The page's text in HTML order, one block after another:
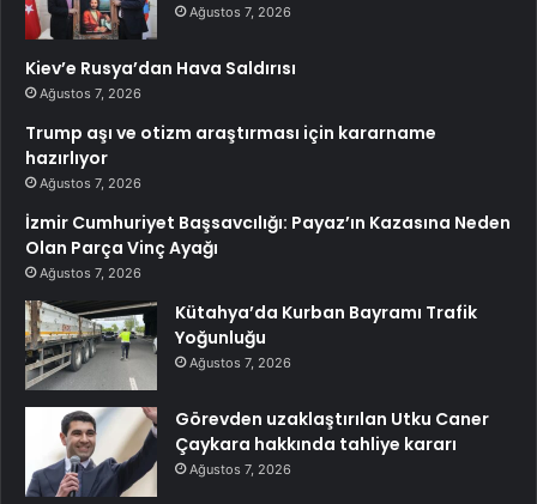
Ağustos 7, 2026
Kiev’e Rusya’dan Hava Saldırısı
Ağustos 7, 2026
Trump aşı ve otizm araştırması için kararname
hazırlıyor
Ağustos 7, 2026
İzmir Cumhuriyet Başsavcılığı: Payaz’ın Kazasına Neden
Olan Parça Vinç Ayağı
Ağustos 7, 2026
Kütahya’da Kurban Bayramı Trafik
Yoğunluğu
Ağustos 7, 2026
Görevden uzaklaştırılan Utku Caner
Çaykara hakkında tahliye kararı
Ağustos 7, 2026